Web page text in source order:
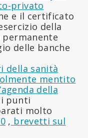
privato
e il certificato
della
delle banche
della sanità
mentito
della
punti
molto
, brevetti sul